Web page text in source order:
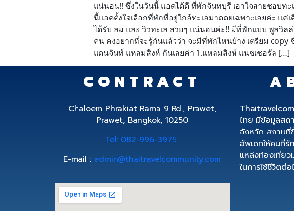
แน่นอน!! ซึ่งในวันนี้ แอดได้ดี ที่พักจันทบุรี เอาใจสายชอบ
นี้แอดตั้งใจเลือกที่พักที่อยู่ใกล้ทะเลมาดดยเฉพาะเลยค่ะ แค่
ได้รับ ลม และ วิวทะเล สวยๆ แน่นอนค่ะ!! มีที่พักแบบ พูลวิล
คน คงอยากที่จะรู้กันแล้วว่า จะมีที่พักไหนบ้าง เตรียม
แดนจันท์ แหลมสิงห์ กันเลยค่า 1.แหลมสิงห์ แนชเชอรัล […]
CONTRACT
Chaloem Phrakiat Rama 9 Rd., Prawet,
Prawet, Bangkok, 10250
Tel: 082-996-3975
E-mail : admin@thaitravelcommunity.com
ไทย มีข้อมูลสถ
จังหวัด สถานที่
อัพเดทให้คนที่รั
แหล่งท่องเที่ยว
ในการใช้ชีวิตต่อ